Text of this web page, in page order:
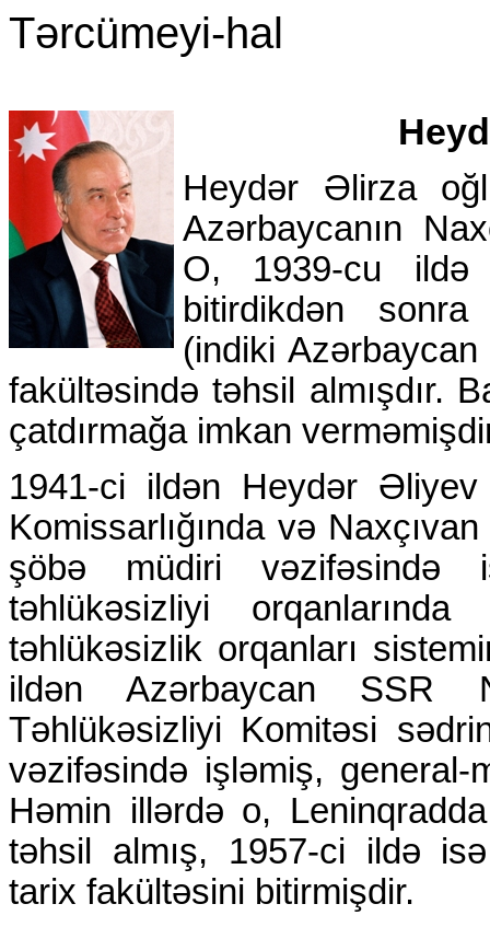
Tərcümeyi-hal
Heydər Əlirza
Azərbaycanın
O, 1939-cu ildə
bitirdikdən
(indiki Azərbaycan
fakültəsində təhsil almışdır.
çatdırmağa imkan
1941-ci ildən Heydər
Komissarlığında və
şöbə müdiri
təhlükəsizliyi
təhlükəsizlik orqanları
ildən Azərbaycan SSR
Təhlükəsizliyi Komitəsi
vəzifəsində işləmiş, general-
Həmin illərdə o,
təhsil almış, 1957-ci ildə
tarix fakültəsini bitirmişdir.